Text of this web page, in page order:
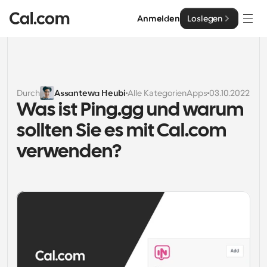
Anmelden Loslegen
Lösungen
Nach Teamgröße
Für Einzelpersonen
Persönliche Terminplanung einfach gemacht
Leistungsstarke Funktionen und Integrationen
Für Unternehmen
Enterprise
Dokumentation für die Cal.com-Plattform
API
Erstellen Sie Ihre eigenen Integrationen mit unserer
Cal.ai
Preisgestaltung
Durch Assantewa Heubi Alle KategorienApps 03.10.2022
Was ist Ping.gg und warum
sollten Sie es mit Cal.com
verwenden?